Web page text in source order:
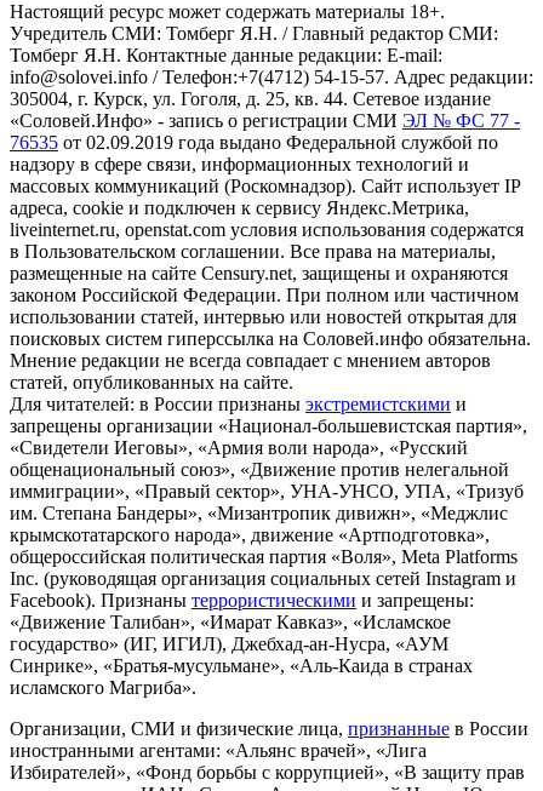
Настоящий ресурс может содержать материалы 18+.
Учредитель СМИ: Томберг Я.Н. / Главный редактор СМИ:
Томберг Я.Н. Контактные данные редакции: E-mail:
info@solovei.info / Телефон:+7(4712) 54-15-57. Адрес редакции:
305004, г. Курск, ул. Гоголя, д. 25, кв. 44. Сетевое издание
«Соловей.Инфо» - запись о регистрации СМИ ЭЛ № ФС 77 -
76535 от 02.09.2019 года выдано Федеральной службой по
надзору в сфере связи, информационных технологий и
массовых коммуникаций (Роскомнадзор). Сайт использует IP
адреса, cookie и подключен к сервису Яндекс.Метрика,
liveinternet.ru, openstat.com условия использования содержатся
в Пользовательском соглашении. Все права на материалы,
размещенные на сайте Censury.net, защищены и охраняются
законом Российской Федерации. При полном или частичном
использовании статей, интервью или новостей открытая для
поисковых систем гиперссылка на Соловей.инфо обязательна.
Мнение редакции не всегда совпадает с мнением авторов
статей, опубликованных на сайте.
Для читателей: в России признаны экстремистскими и
запрещены организации «Национал-большевистская партия»,
«Свидетели Иеговы», «Армия воли народа», «Русский
общенациональный союз», «Движение против нелегальной
иммиграции», «Правый сектор», УНА-УНСО, УПА, «Тризуб
им. Степана Бандеры», «Мизантропик дивижн», «Меджлис
крымскотатарского народа», движение «Артподготовка»,
общероссийская политическая партия «Воля», Meta Platforms
Inc. (руководящая организация социальных сетей Instagram и
Facebook). Признаны террористическими и запрещены:
«Движение Талибан», «Имарат Кавказ», «Исламское
государство» (ИГ, ИГИЛ), Джебхад-ан-Нусра, «АУМ
Синрике», «Братья-мусульмане», «Аль-Каида в странах
исламского Магриба».
Организации, СМИ и физические лица, признанные в России
иностранными агентами: «Альянс врачей», «Лига
Избирателей», «Фонд борьбы с коррупцией», «В защиту прав